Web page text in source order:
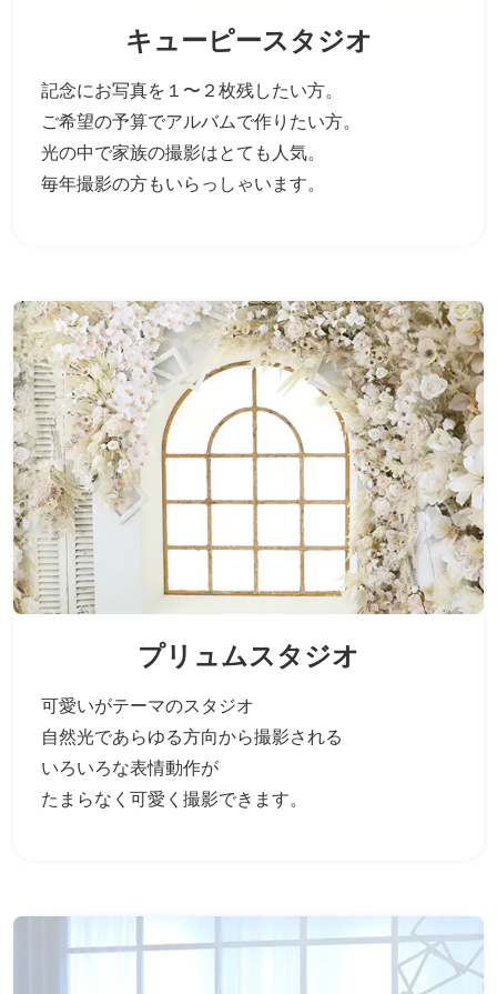
キューピースタジオ
記念にお写真を１〜２枚残したい方。
ご希望の予算でアルバムで作りたい方。
光の中で家族の撮影はとても人気。
毎年撮影の方もいらっしゃいます。
プリュムスタジオ
可愛いがテーマのスタジオ
自然光であらゆる方向から撮影される
いろいろな表情動作が
たまらなく可愛く撮影できます。